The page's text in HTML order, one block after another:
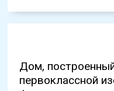
Дом,
первоклассной
кладовую и
спальни, одна
это идеальное
бокала вина с